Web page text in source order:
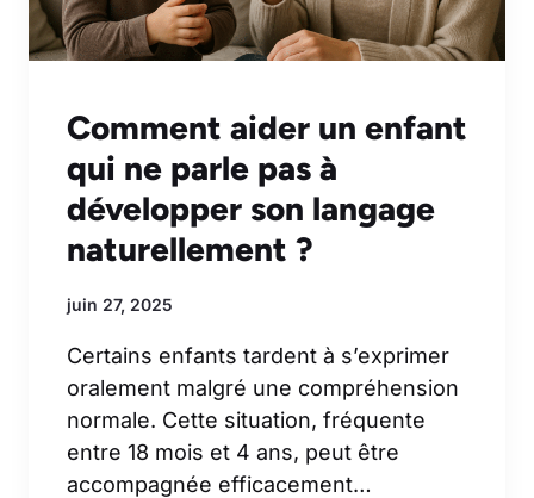
Comment aider un enfant
qui ne parle pas à
développer son langage
naturellement ?
juin 27, 2025
Certains enfants tardent à s’exprimer
oralement malgré une compréhension
normale. Cette situation, fréquente
entre 18 mois et 4 ans, peut être
accompagnée efficacement…